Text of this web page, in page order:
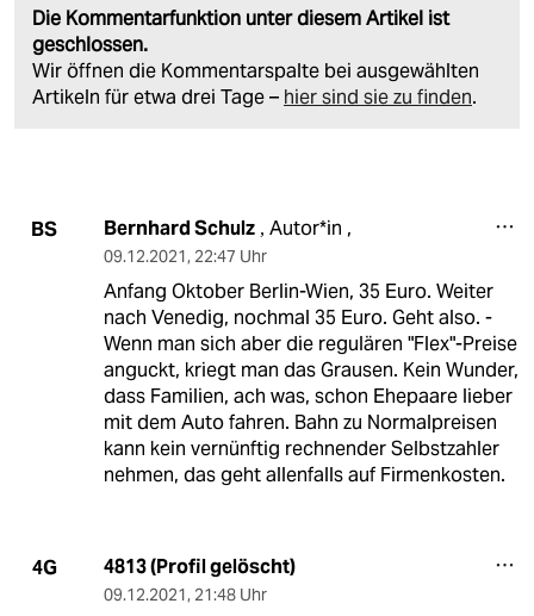
Die Kommentarfunktion unter diesem Artikel ist
geschlossen.
Wir öffnen die Kommentarspalte bei ausgewählten
Artikeln für etwa drei Tage – hier sind sie zu finden.
BS Bernhard Schulz, Autor*in ,
09.12.2021, 22:47 Uhr
Anfang Oktober Berlin-Wien, 35 Euro. Weiter
nach Venedig, nochmal 35 Euro. Geht also. -
Wenn man sich aber die regulären "Flex"-Preise
anguckt, kriegt man das Grausen. Kein Wunder,
dass Familien, ach was, schon Ehepaare lieber
mit dem Auto fahren. Bahn zu Normalpreisen
kann kein vernünftig rechnender Selbstzahler
nehmen, das geht allenfalls auf Firmenkosten.
4G 4813 (Profil gelöscht)
09.12.2021, 21:48 Uhr